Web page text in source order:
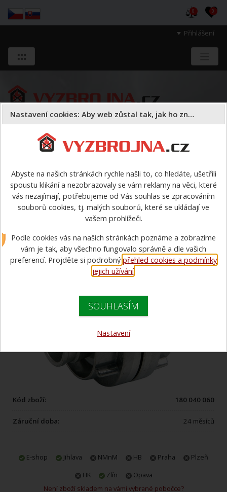
Přihlášení
0 0
a majetek druhých.
Armatury spojky hadicové>B65 hadicová spojka
tlaková
B65 hadicová spojka tlaková
Kód zboží: 180 040 060
Záruční doba: 24 měsíců
E-shop Jihlava NMnM HB Praha
Plzeň
HK
Zlín
Opava
Není zboží skladem na vámi vybrané pobočce?
Nastavení cookies: Aby web zůstal tak, jak ho znáte
Abyste na našich stránkách rychle našli to, co hledáte, ušetřili
spoustu klikání a nezobrazovaly se vám reklamy na věci, které
vás nezajímají, potřebujeme od Vás souhlas se zpracováním
souborů cookies, tj. malých souborů, které se ukládají ve
vašem prohlížeči.
Podle cookies vás na našich stránkách poznáme a zobrazíme
vám je tak, aby všechno fungovalo správně a dle vašich
preferencí. Projděte si podrobnýpřehled cookies a podmínky
jejich užívání.
SOUHLASÍM
Nastavení